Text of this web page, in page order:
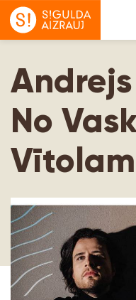
No
Vītolam